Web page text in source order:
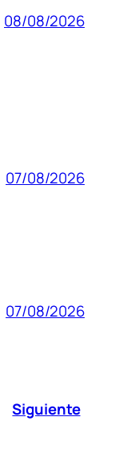
08/08/2026
07/08/2026
07/08/2026
Siguiente